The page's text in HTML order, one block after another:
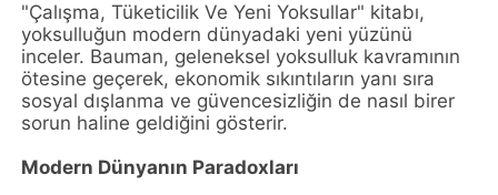
"Çalışma, Tüketicilik Ve Yeni Yoksullar" kitabı,
yoksulluğun modern dünyadaki yeni yüzünü
inceler. Bauman, geleneksel yoksulluk kavramının
ötesine geçerek, ekonomik sıkıntıların yanı sıra
sosyal dışlanma ve güvencesizliğin de nasıl birer
sorun haline geldiğini gösterir.
Modern Dünyanın Paradoxları